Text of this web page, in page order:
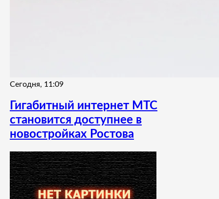
Сегодня, 11:09
Гигабитный интернет МТС
становится доступнее в
новостройках Ростова